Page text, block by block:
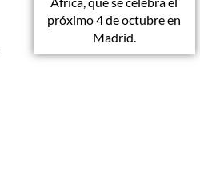
próximo 4 de octubre en
Madrid.